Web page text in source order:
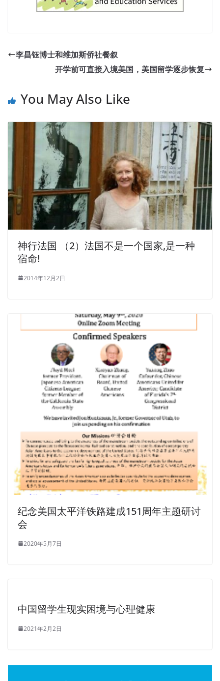
李昌钰博士和维加斯侨社餐叙
开学前可直接入境美国，美国留学逐步恢复
You May Also Like
神行法国 （2）法国不是一个国家,是一种
宿命!
2014年12月2日
纪念美国太平洋铁路建成151周年主题研讨
会
2020年5月7日
中国留学生现实困境与心理健康
2021年2月2日